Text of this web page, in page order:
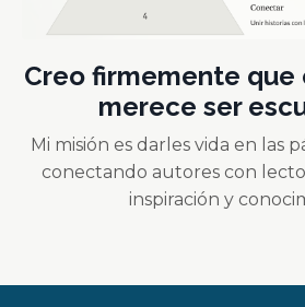
Creo firmemente que
merece ser
Mi misión es darles vida en las
conectando autores con
inspiración y